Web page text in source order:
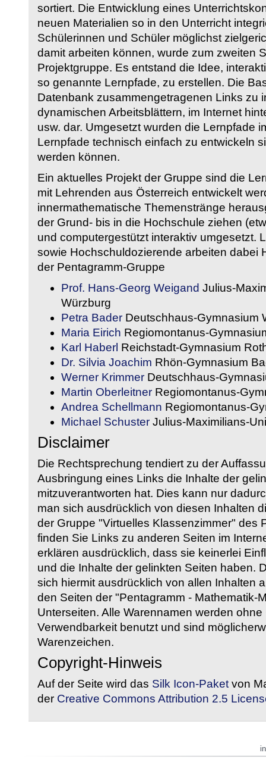
sortiert. Die Entwicklung eines
neuen Materialien so in den Unterricht
Schülerinnen und Schüler möglichst
damit arbeiten können, wurde zum zweiten
Projektgruppe. Es entstand die Idee,
so genannte Lernpfade, zu erstellen. Die
Datenbank zusammengetragenen Links zu
dynamischen Arbeitsblättern, im Internet
usw. dar. Umgesetzt wurden die Lernpfade
Lernpfade technisch einfach zu entwickeln
werden können.
Ein aktuelles Projekt der Gruppe sind die
mit Lehrenden aus Österreich entwickelt
innermathematische Themenstränge
der Grund- bis in die Hochschule ziehen
und computergestützt interaktiv umgesetzt.
sowie Hochschuldozierende arbeiten dabei
der Pentagramm-Gruppe
Prof. Hans-Georg Weigand Julius-
Würzburg
Petra Bader Deutschhaus-Gymnasium
Maria Eirich Regiomontanus-
Karl Haberl Reichstadt-Gymnasium
Dr. Silvia Joachim Rhön-Gymnasium
Werner Krimmer Deutschhaus-
Martin Oberleitner Regiomontanus-
Andrea Schellmann Regiomontanus-
Michael Schuster Julius-Maximilians-
Disclaimer
Die Rechtsprechung tendiert zu der
Ausbringung eines Links die Inhalte der
mitzuverantworten hat. Dies kann nur
man sich ausdrücklich von diesen Inhalten
der Gruppe "Virtuelles Klassenzimmer" des
finden Sie Links zu anderen Seiten im
erklären ausdrücklich, dass sie keinerlei
und die Inhalte der gelinkten Seiten haben.
sich hiermit ausdrücklich von allen Inhalten
den Seiten der "Pentagramm - Mathematik-
Unterseiten. Alle Warennamen werden
Verwendbarkeit benutzt und sind
Warenzeichen.
Copyright-Hinweis
Auf der Seite wird das Silk Icon-Paket von
der Creative Commons Attribution 2.5